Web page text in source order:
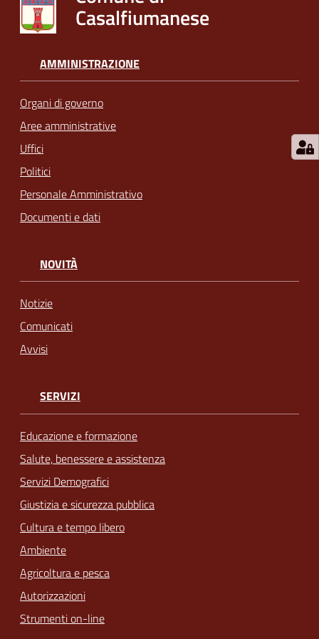
Casalfiumanese
AMMINISTRAZIONE
Organi di governo
Aree amministrative
Uffici
Politici
Personale Amministrativo
Documenti e dati
NOVITÀ
Notizie
Comunicati
Avvisi
SERVIZI
Educazione e formazione
Salute, benessere e assistenza
Servizi Demografici
Giustizia e sicurezza pubblica
Cultura e tempo libero
Ambiente
Agricoltura e pesca
Autorizzazioni
Strumenti on-line